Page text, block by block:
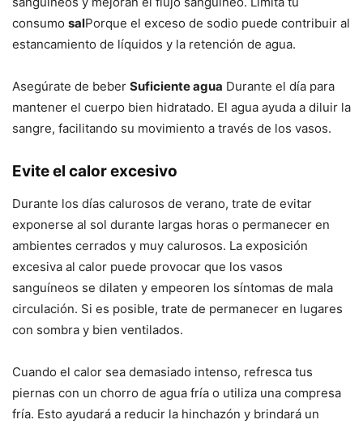
consumo salPorque el exceso de sodio puede contribuir al
estancamiento de líquidos y la retención de agua.
Asegúrate de beber Suficiente agua Durante el día para
mantener el cuerpo bien hidratado. El agua ayuda a diluir la
sangre, facilitando su movimiento a través de los vasos.
Evite el calor excesivo
Durante los días calurosos de verano, trate de evitar
exponerse al sol durante largas horas o permanecer en
ambientes cerrados y muy calurosos. La exposición
excesiva al calor puede provocar que los vasos
sanguíneos se dilaten y empeoren los síntomas de mala
circulación. Si es posible, trate de permanecer en lugares
con sombra y bien ventilados.
Cuando el calor sea demasiado intenso, refresca tus
piernas con un chorro de agua fría o utiliza una compresa
fría. Esto ayudará a reducir la hinchazón y brindará un